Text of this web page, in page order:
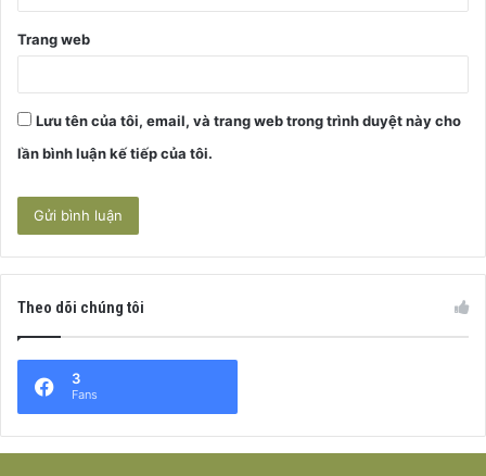
Trang web
Lưu tên của tôi, email, và trang web trong trình duyệt này cho
lần bình luận kế tiếp của tôi.
Theo dõi chúng tôi
3
Fans